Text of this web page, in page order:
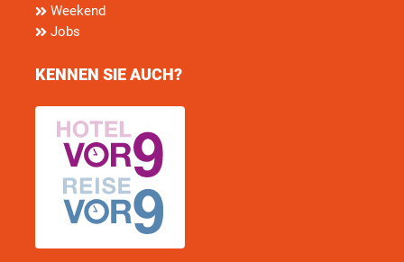
Weekend
Jobs
KENNEN SIE AUCH?